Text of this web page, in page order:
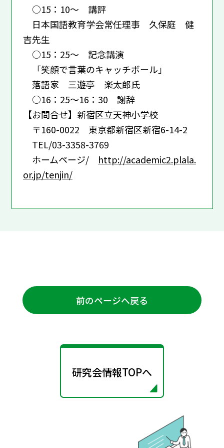
○15：10～ 講評
日本国語教育学会常任理事 久保庭 健
吉先生
○15：25～ 記念講演
「笑顔で言葉のキャッチボール」
落語家 三遊亭 楽太郎氏
○16：25～16：30 謝辞
【お問合せ】新宿区立天神小学校
〒160-0022 東京都新宿区新宿6-14-2
TEL/03-3358-3769
ホームページ/ http://academic2.plala.
or.jp/tenjin/
前のページへ戻る
研究会情報TOPへ